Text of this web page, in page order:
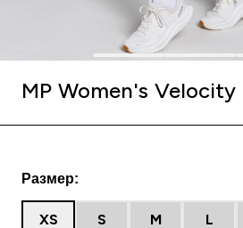
MP Women's
Размер:
XS S M L